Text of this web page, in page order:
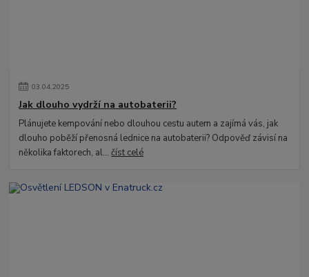
03.04.2025
Jak dlouho vydrží na autobaterii?
Plánujete kempování nebo dlouhou cestu autem a zajímá vás, jak
dlouho poběží přenosná lednice na autobaterii? Odpověď závisí na
několika faktorech, al...číst celé